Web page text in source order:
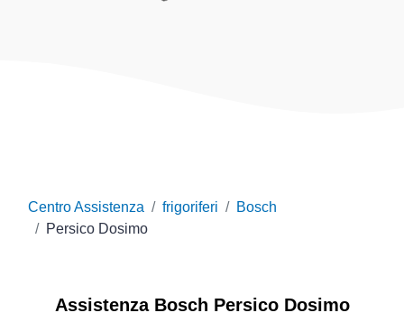
Centro Assistenza frigoriferi
Bosch
Persico Dosimo
Assistenza Bosch Persico Dosimo